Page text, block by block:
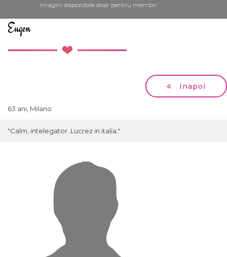
Imagini disponibile doar pentru membri
Imagini disponibile doar pentru membri
Eugen
Inapoi
63 ani, Milano
"Calm, intelegator. Lucrez in italia."